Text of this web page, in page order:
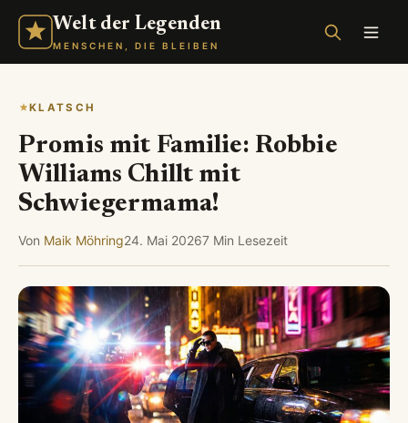
Welt der Legenden
MENSCHEN, DIE BLEIBEN
KLATSCH
Promis mit Familie: Robbie
Williams Chillt mit
Schwiegermama!
Von Maik Möhring24. Mai 20267 Min Lesezeit